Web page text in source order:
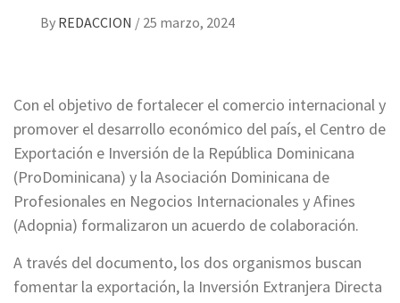
By REDACCION / 25 marzo, 2024
Con el objetivo de fortalecer el comercio internacional y
promover el desarrollo económico del país, el Centro de
Exportación e Inversión de la República Dominicana
(ProDominicana) y la Asociación Dominicana de
Profesionales en Negocios Internacionales y Afines
(Adopnia) formalizaron un acuerdo de colaboración.
A través del documento, los dos organismos buscan
fomentar la exportación, la Inversión Extranjera Directa